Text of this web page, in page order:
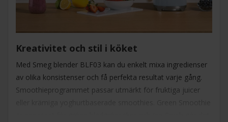
Kreativitet och stil i köket
Med Smeg blender BLF03 kan du enkelt mixa ingredienser
av olika konsistenser och få perfekta resultat varje gång.
Smoothieprogrammet passar utmärkt för fruktiga juicer